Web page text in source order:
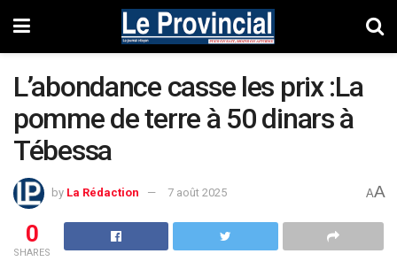
L’abondance casse les prix :La
pomme de terre à 50 dinars à
Tébessa
by La Rédaction 7 août 2025 AA
0
SHARES